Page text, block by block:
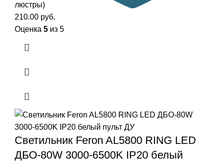
люстры)
210.00 руб.
Оценка 5 из 5
Светильник Feron AL5800 RING LED
ДБО-80W 3000-6500K IP20 белый